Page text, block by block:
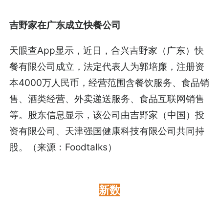
吉野家在广东成立快餐公司
天眼查App显示，近日，合兴吉野家（广东）快
餐有限公司成立，法定代表人为郭培廉，注册资
本4000万人民币，经营范围含餐饮服务、食品销
售、酒类经营、外卖递送服务、食品互联网销售
等。股东信息显示，该公司由吉野家（中国）投
资有限公司、天津强国健康科技有限公司共同持
股。（来源：Foodtalks）
新数